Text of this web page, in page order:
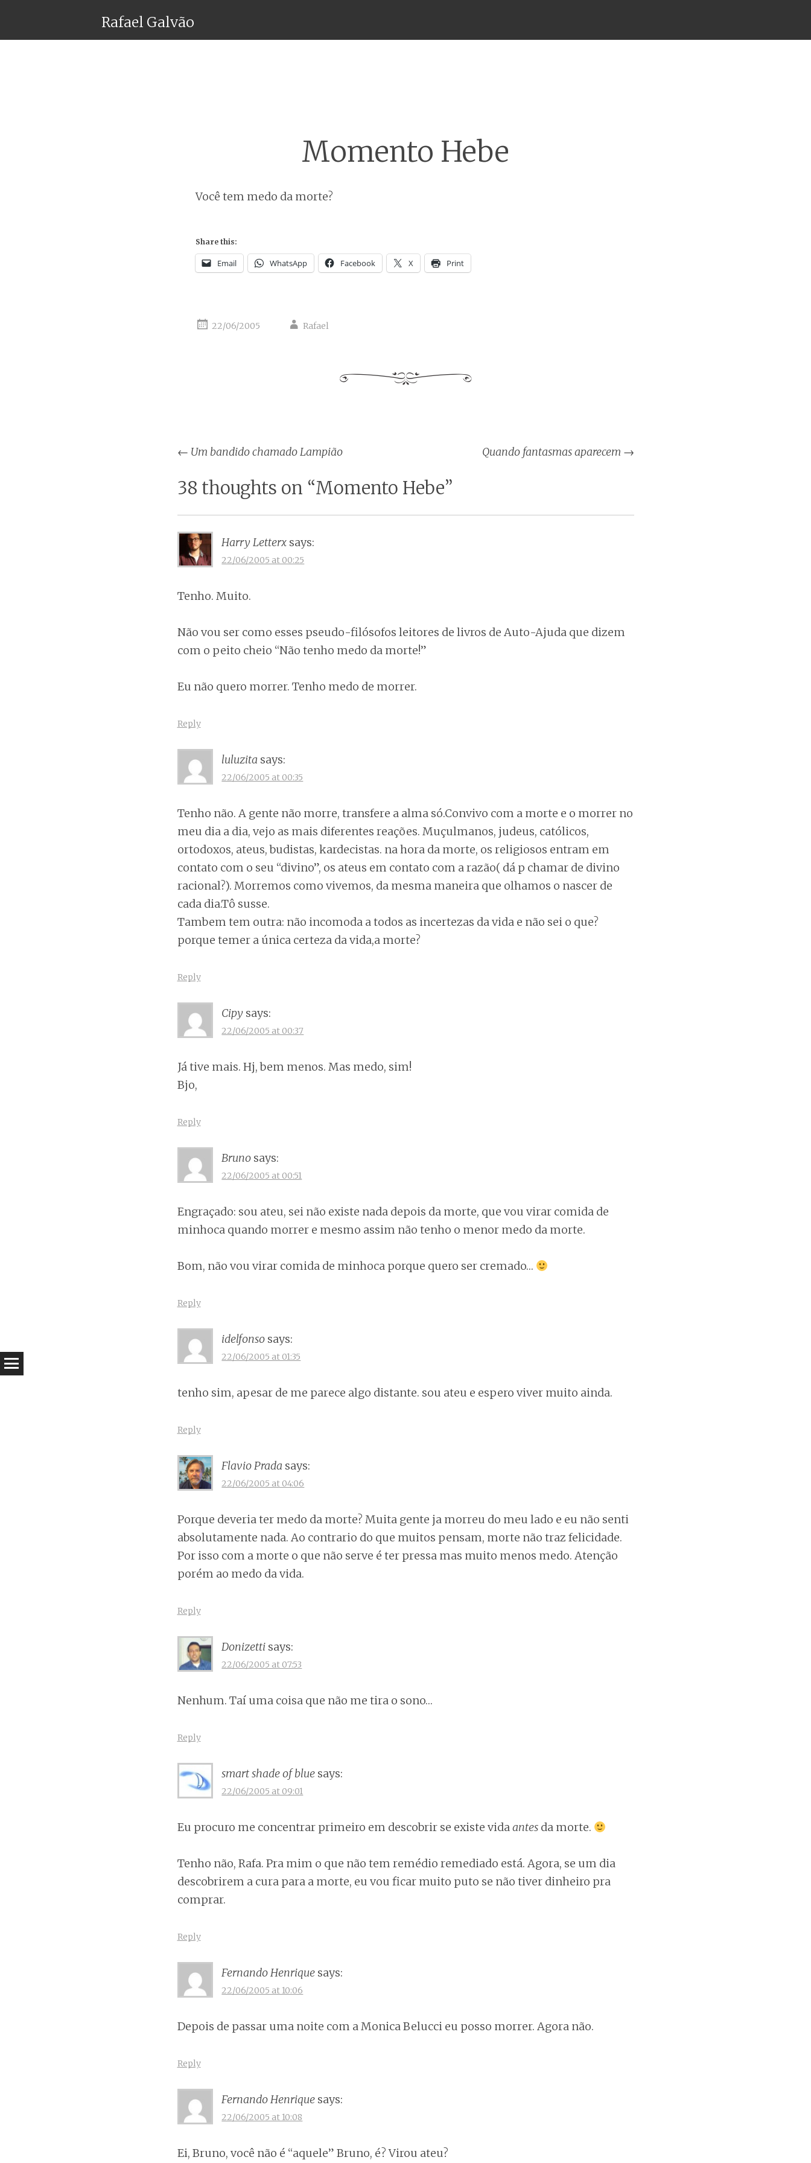
Rafael Galvão
Momento Hebe
Você tem medo da morte?
Share this:
Email WhatsApp Facebook X Print
22/06/2005 Rafael
Post
← Um bandido chamado Lampião Quando fantasmas aparecem →
38 thoughts on “Momento Hebe”
Harry Letterx says:
22/06/2005 at 00:25
Tenho. Muito.
Não vou ser como esses pseudo-filósofos leitores de livros de Auto-Ajuda que dizem
com o peito cheio “Não tenho medo da morte!”
Eu não quero morrer. Tenho medo de morrer.
Reply
luluzita says:
22/06/2005 at 00:35
Tenho não. A gente não morre, transfere a alma só.Convivo com a morte e o morrer no
meu dia a dia, vejo as mais diferentes reações. Muçulmanos, judeus, católicos,
ortodoxos, ateus, budistas, kardecistas. na hora da morte, os religiosos entram em
contato com o seu “divino”, os ateus em contato com a razão( dá p chamar de divino
racional?). Morremos como vivemos, da mesma maneira que olhamos o nascer de
cada dia.Tô susse.
Tambem tem outra: não incomoda a todos as incertezas da vida e não sei o que?
porque temer a única certeza da vida,a morte?
Reply
Cipy says:
22/06/2005 at 00:37
Já tive mais. Hj, bem menos. Mas medo, sim!
Bjo,
Reply
Bruno says:
22/06/2005 at 00:51
Engraçado: sou ateu, sei não existe nada depois da morte, que vou virar comida de
minhoca quando morrer e mesmo assim não tenho o menor medo da morte.
Bom, não vou virar comida de minhoca porque quero ser cremado…
Reply
idelfonso says:
22/06/2005 at 01:35
tenho sim, apesar de me parece algo distante. sou ateu e espero viver muito ainda.
Reply
Flavio Prada says:
22/06/2005 at 04:06
Porque deveria ter medo da morte? Muita gente ja morreu do meu lado e eu não senti
absolutamente nada. Ao contrario do que muitos pensam, morte não traz felicidade.
Por isso com a morte o que não serve é ter pressa mas muito menos medo. Atenção
porém ao medo da vida.
Reply
Donizetti says:
22/06/2005 at 07:53
Nenhum. Taí uma coisa que não me tira o sono…
Reply
smart shade of blue says:
22/06/2005 at 09:01
Eu procuro me concentrar primeiro em descobrir se existe vidaantesda morte.
Tenho não, Rafa. Pra mim o que não tem remédio remediado está. Agora, se um dia
descobrirem a cura para a morte, eu vou ficar muito puto se não tiver dinheiro pra
comprar.
Reply
Fernando Henrique says:
22/06/2005 at 10:06
Depois de passar uma noite com a Monica Belucci eu posso morrer. Agora não.
Reply
Fernando Henrique says:
22/06/2005 at 10:08
Ei, Bruno, você não é “aquele” Bruno, é? Virou ateu?